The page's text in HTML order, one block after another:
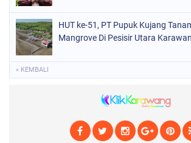
HUT ke-51, PT Pupuk Kujang
Mangrove Di Pesisir Utara
« KEMBALI